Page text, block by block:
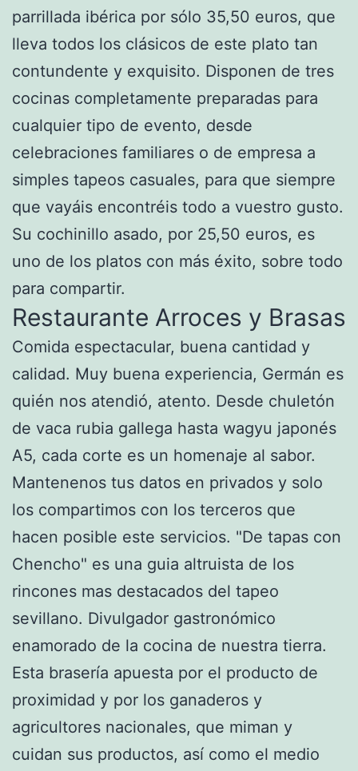
parrillada ibérica por sólo 35,50 euros, que
lleva todos los clásicos de este plato tan
contundente y exquisito. Disponen de tres
cocinas completamente preparadas para
cualquier tipo de evento, desde
celebraciones familiares o de empresa a
simples tapeos casuales, para que siempre
que vayáis encontréis todo a vuestro gusto.
Su cochinillo asado, por 25,50 euros, es
uno de los platos con más éxito, sobre todo
para compartir.
Restaurante Arroces y Brasas
Comida espectacular, buena cantidad y
calidad. Muy buena experiencia, Germán es
quién nos atendió, atento. Desde chuletón
de vaca rubia gallega hasta wagyu japonés
A5, cada corte es un homenaje al sabor.
Mantenenos tus datos en privados y solo
los compartimos con los terceros que
hacen posible este servicios. "De tapas con
Chencho" es una guia altruista de los
rincones mas destacados del tapeo
sevillano. Divulgador gastronómico
enamorado de la cocina de nuestra tierra.
Esta brasería apuesta por el producto de
proximidad y por los ganaderos y
agricultores nacionales, que miman y
cuidan sus productos, así como el medio